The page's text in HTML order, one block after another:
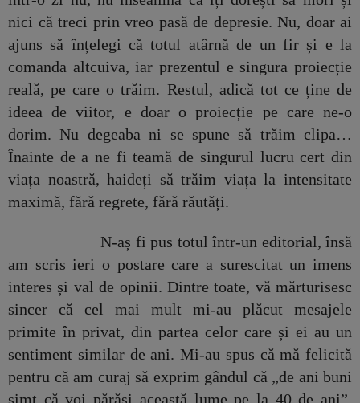
nici că treci prin vreo pasă de depresie. Nu, doar ai
ajuns să înțelegi că totul atârnă de un fir și e la
comanda altcuiva, iar prezentul e singura proiecție
reală, pe care o trăim. Restul, adică tot ce ține de
ideea de viitor, e doar o proiecție pe care ne-o
dorim. Nu degeaba ni se spune să trăim clipa…
Înainte de a ne fi teamă de singurul lucru cert din
viața noastră, haideți să trăim viața la intensitate
maximă, fără regrete, fără răutăți.
N-aș fi pus totul într-un editorial, însă
am scris ieri o postare care a surescitat un imens
interes și val de opinii. Dintre toate, vă mărturisesc
sincer că cel mai mult mi-au plăcut mesajele
primite în privat, din partea celor care și ei au un
sentiment similar de ani. Mi-au spus că mă felicită
pentru că am curaj să exprim gândul că „de ani buni
simt că voi părăsi această lume pe la 40 de ani”.